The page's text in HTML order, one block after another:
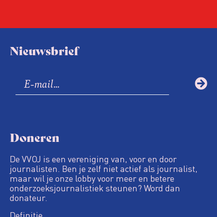
Nieuwsbrief
Doneren
De VVOJ is een vereniging van, voor en door
journalisten. Ben je zelf niet actief als journalist,
maar wil je onze lobby voor meer en betere
onderzoeksjournalistiek steunen? Word dan
donateur.
Definitie